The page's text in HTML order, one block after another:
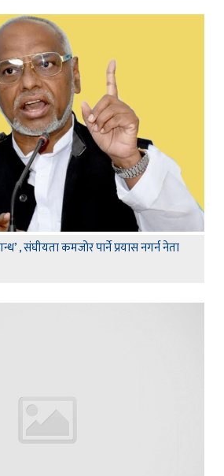
, संघीयता कमजोर पार्ने प्रयास नगर्न नेता